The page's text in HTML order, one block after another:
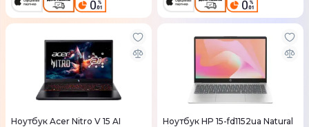
Ноутбук Acer Nitro V 15 AI
Ноутбук HP 15-fd1152ua Natural